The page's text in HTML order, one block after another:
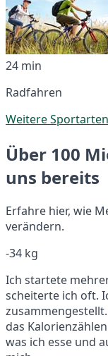
24 min
Radfahren
Weitere Sportarten
Über 100
uns bereits
Erfahre hier, wie
verändern.
-34 kg
Ich startete
scheiterte ich oft.
das
was ich esse und